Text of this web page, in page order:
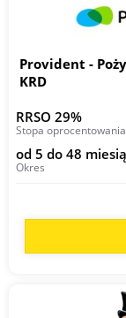
Provident -
KRD
RRSO 29%
Stopa oprocentowania
od 5 do 48
Okres